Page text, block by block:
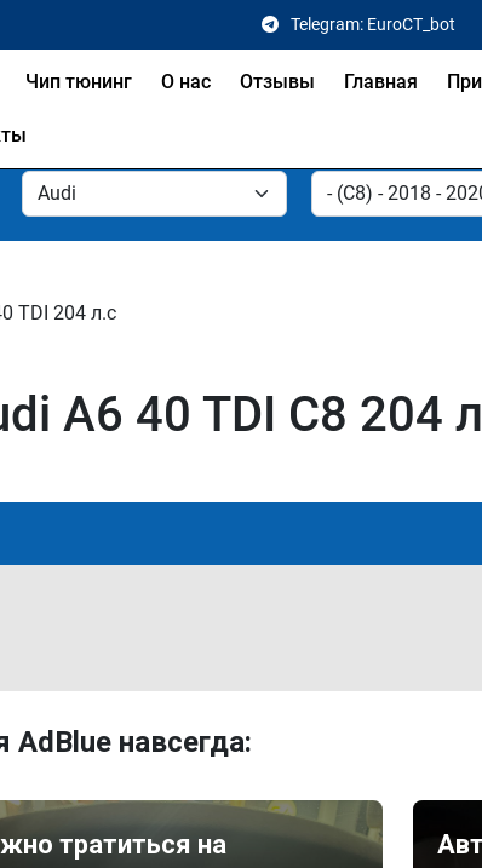
Telegram: EuroCT_bot
Чип тюнинг О нас Отзывы Главная
TDI 204 л.с
A6 40 TDI C8 204
навсегда:
тратиться на